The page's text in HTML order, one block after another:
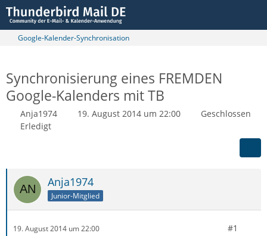
Google-Kalender-Synchronisation
Synchronisierung eines FREMDEN
Google-Kalenders mit TB
Anja1974 19. August 2014 um 22:00
Geschlossen
Erledigt
Anja1974
Junior-Mitglied
19. August 2014 um 22:00 #1